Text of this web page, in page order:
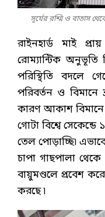
সূর্যের রশ্মি ও বাতাস
রাইনহার্ড মাই
রোম্যান্টিক অনুভূতি
পরিস্থিতি বদলে
পরিবর্তন ও বিমানে
কারণ আকাশ বিমানে
গোটা বিশ্বে
তেল পোড়াচ্ছি৷
চাপা গাছপালা
বায়ুমণ্ডলে প্রবেশ
করছে ৷